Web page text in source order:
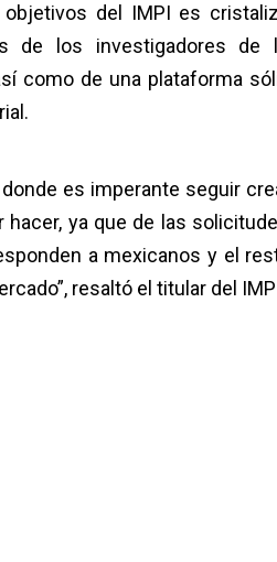
del IMPI es
de los investigadores
como de una plataforma
es imperante seguir
ya que de las
a mexicanos y el
resaltó el titular del